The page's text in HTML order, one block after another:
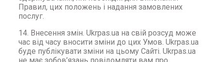
Правил, цих положень і надання замовлених
послуг.
14. Внесення змін. Ukrpas.ua на свій розсуд може
час від часу вносити зміни до цих Умов. Ukrpas.ua
буде публікувати зміни на цьому Сайті. Ukrpas.ua